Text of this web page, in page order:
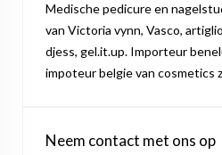
Medische pedicure en
van Victoria vynn, Vasco,
djess, gel.it.up. Importeur
impoteur belgie van cosmetics
Neem contact met ons op